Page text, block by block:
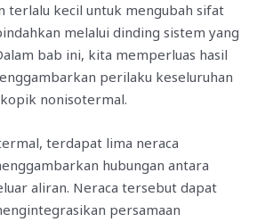
terlalu kecil untuk mengubah sifat
melalui dinding sistem yang
bab ini, kita memperluas hasil
perilaku keseluruhan
nonisotermal.
terdapat lima neraca
hubungan antara
aliran. Neraca tersebut dapat
persamaan